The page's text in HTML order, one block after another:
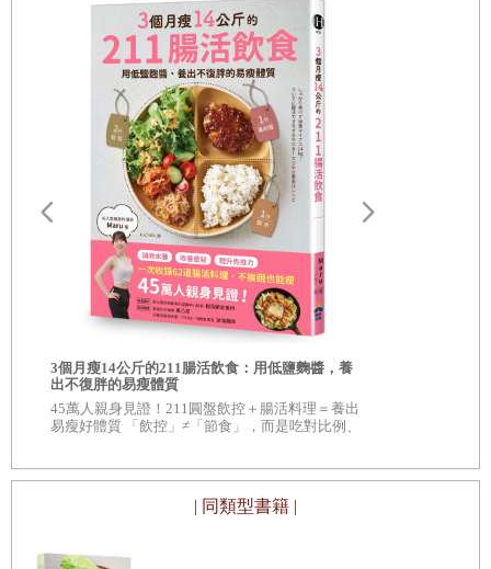
固定好橫軸位置，避免使用斜方肌
從初學到進階，人人都適用的8種伏地挺身
棒式：讓核心肌群變聰明
救活疲勞痠痛的脊椎，棒式是必殺技！
三種棒式變化形，練出平衡與性感
運動時要如何吸氣和吐氣？
只要願意開始。你就成功了一半
生存運動，現在開始鍛鍊！
我的身體，我來折磨
因為運動展開的第二人生
百八肥豬的教練夢落空了
3個月瘦14公斤的211腸活飲食：用低鹽麴醬，養
出不復胖的易瘦體質
45萬人親身見證！211圓盤飲控＋腸活料理＝養出
易瘦好體質 「飲控」≠「節食」，而是吃對比例、
| 同類型書籍 |